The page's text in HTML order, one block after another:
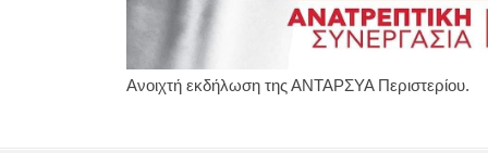
Ανοιχτή εκδήλωση της ΑΝΤΑΡΣΥΑ Περιστερίου.